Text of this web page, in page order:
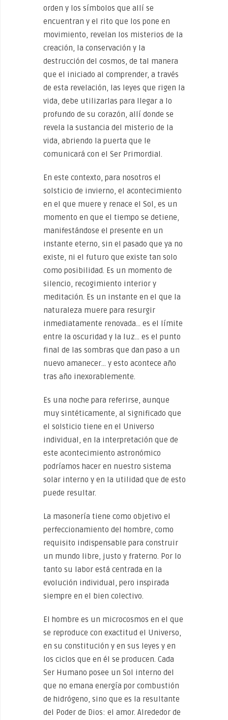
orden y los símbolos que allí se
encuentran y el rito que los pone en
movimiento, revelan los misterios de la
creación, la conservación y la
destrucción del cosmos, de tal manera
que el iniciado al comprender, a través
de esta revelación, las leyes que rigen la
vida, debe utilizarlas para llegar a lo
profundo de su corazón, allí donde se
revela la sustancia del misterio de la
vida, abriendo la puerta que le
comunicará con el Ser Primordial.
En este contexto, para nosotros el
solsticio de invierno, el acontecimiento
en el que muere y renace el Sol, es un
momento en que el tiempo se detiene,
manifestándose el presente en un
instante eterno, sin el pasado que ya no
existe, ni el futuro que existe tan solo
como posibilidad. Es un momento de
silencio, recogimiento interior y
meditación. Es un instante en el que la
naturaleza muere para resurgir
inmediatamente renovada… es el límite
entre la oscuridad y la luz… es el punto
final de las sombras que dan paso a un
nuevo amanecer… y esto acontece año
tras año inexorablemente.
Es una noche para referirse, aunque
muy sintéticamente, al significado que
el solsticio tiene en el Universo
individual, en la interpretación que de
este acontecimiento astronómico
podríamos hacer en nuestro sistema
solar interno y en la utilidad que de esto
puede resultar.
La masonería tiene como objetivo el
perfeccionamiento del hombre, como
requisito indispensable para construir
un mundo libre, justo y fraterno. Por lo
tanto su labor está centrada en la
evolución individual, pero inspirada
siempre en el bien colectivo.
El hombre es un microcosmos en el que
se reproduce con exactitud el Universo,
en su constitución y en sus leyes y en
los ciclos que en él se producen. Cada
Ser Humano posee un Sol interno del
que no emana energía por combustión
de hidrógeno, sino que es la resultante
del Poder de Dios: el amor. Alrededor de